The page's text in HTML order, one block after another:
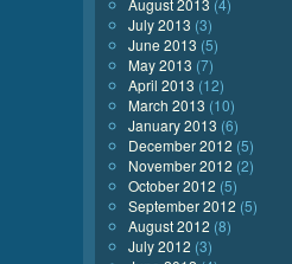
August 2013 (4)
July 2013 (3)
June 2013 (5)
May 2013 (7)
April 2013 (12)
March 2013 (10)
January 2013 (6)
December 2012 (5)
November 2012 (2)
October 2012 (5)
September 2012 (5)
August 2012 (8)
July 2012 (3)